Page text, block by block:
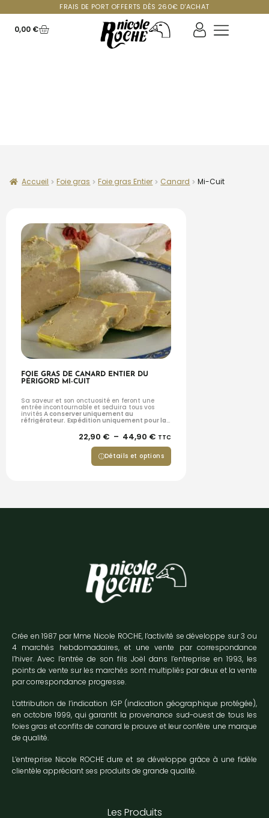
FRAIS DE PORT OFFERTS DÈS 260€ D'ACHAT
0,00 €
Accueil Foie gras Foie gras Entier Canard Mi-Cuit
FOIE GRAS DE CANARD ENTIER DU
PÉRIGORD MI-CUIT
Sa saveur et son onctuosité en feront une
entrée incontournable et seduira tous vos
invités A conserver uniquement au
réfrigérateur. Expédition uniquement pour la
22,90 € – 44,90 € TTC
Détails et options
Crée en 1987 par Mme Nicole ROCHE, l’activité se développe sur 3 ou
4 marchés hebdomadaires, et une vente par correspondance
l’hiver. Avec l’entrée de son fils Joël dans l’entreprise en 1993, les
points de vente sur les marchés sont multipliés par deux et la vente
par correspondance progresse.
L’attribution de l’indication IGP (indication géographique protégée),
en octobre 1999, qui garantit la provenance sud-ouest de tous les
foies gras et confits de canard le prouve et leur confère une marque
de qualité.
L’entreprise Nicole ROCHE dure et se développe grâce à une fidèle
clientèle appréciant ses produits de grande qualité.
Les Produits